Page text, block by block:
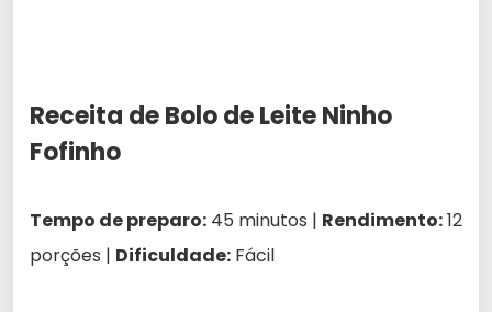
Receita de Bolo de Leite Ninho
Fofinho
Tempo de preparo: 45 minutos | Rendimento:12
porções | Dificuldade: Fácil